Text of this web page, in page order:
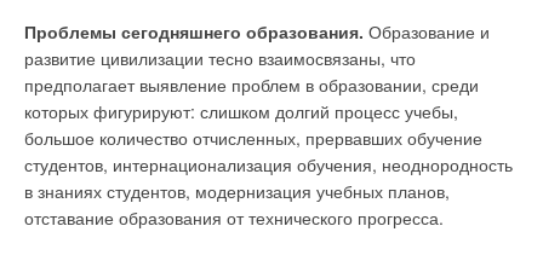
Проблемы сегодняшнего образования. Образование и
развитие цивилизации тесно взаимосвязаны, что
предполагает выявление проблем в образовании, среди
которых фигурируют: слишком долгий процесс учебы,
большое количество отчисленных, прервавших обучение
студентов, интернационализация обучения, неоднородность
в знаниях студентов, модернизация учебных планов,
отставание образования от технического прогресса.